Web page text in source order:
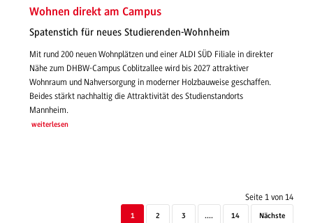
Wohnen direkt am Campus
Spatenstich für neues Studierenden-Wohnheim
Mit rund 200 neuen Wohnplätzen und einer ALDI SÜD Filiale in direkter
Nähe zum DHBW-Campus Coblitzallee wird bis 2027 attraktiver
Wohnraum und Nahversorgung in moderner Holzbauweise geschaffen.
Beides stärkt nachhaltig die Attraktivität des Studienstandorts
Mannheim.
weiterlesen
Seite 1 von 14
1 2 3 .... 14 Nächste